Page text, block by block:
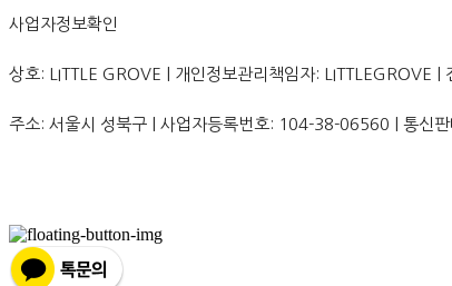
사업자정보확인
상호: LITTLE GROVE | 개인정보관리책임자:
주소: 서울시 성북구 | 사업자등록번호: 104-38-06560 | 통신